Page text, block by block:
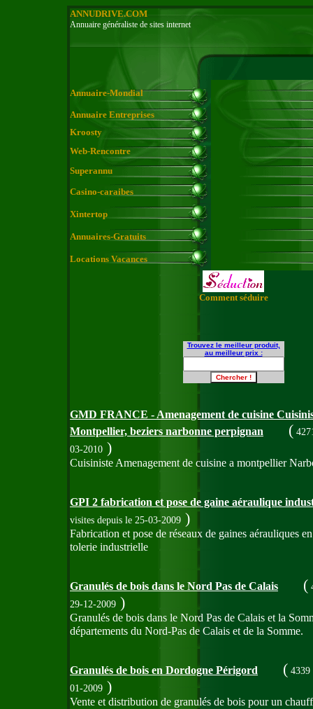
ANNUDRIVE.COM
Annuaire généraliste de sites internet
Annuaire-Mondial
Annuaire Entreprises
Kroosty
Web-Rencontre
Superannu
Casino-caraibes
Xintertop
Annuaires-Gratuits
Locations Vacances
Comment séduire
Trouvez le meilleur produit,
au meilleur prix :
GMD FRANCE - Amenagement de cuisine
Montpellier, beziers narbonne perpignan
(
03-2010 )
Cuisiniste Amenagement de cuisine a montpellier
GPI 2 fabrication et pose de gaine aéraulique
visites depuis le 25-03-2009 )
Fabrication et pose de réseaux de gaines aérauliques
tolerie industrielle
Granulés de bois dans le Nord Pas de Calais (
29-12-2009 )
Granulés de bois dans le Nord Pas de Calais et la
départements du Nord-Pas de Calais et de la Somme.
Granulés de bois en Dordogne Périgord (
01-2009 )
Vente et distribution de granulés de bois pour un